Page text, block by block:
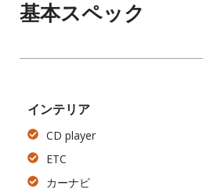
基本スペック
インテリア
CD player
ETC
カーナビ